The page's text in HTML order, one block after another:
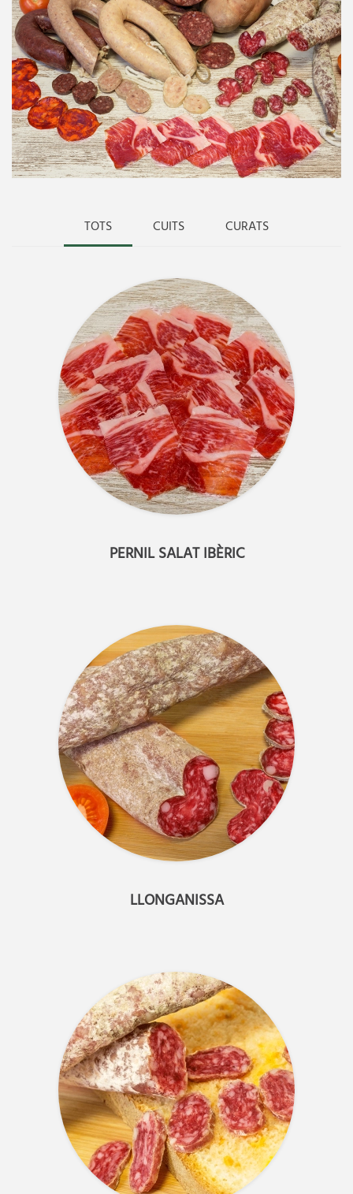
TOTS CUITS CURATS
PERNIL SALAT IBÈRIC
LLONGANISSA